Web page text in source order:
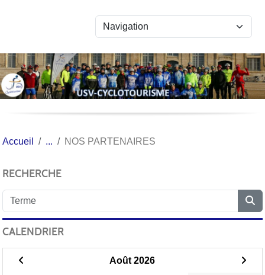
Accueil NOS PARTENAIRES
RECHERCHE
CALENDRIER
Août 2026